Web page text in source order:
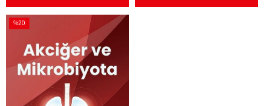
%20
%20İndirim